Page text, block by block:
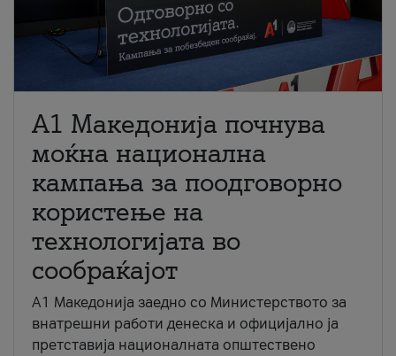
A1 Македонија почнува
моќна национална
кампања за поодговорно
користење на
технологијата во
сообраќајот
A1 Македонија заедно со Министерството за
внатрешни работи денеска и официјално ја
претставија националната општествено